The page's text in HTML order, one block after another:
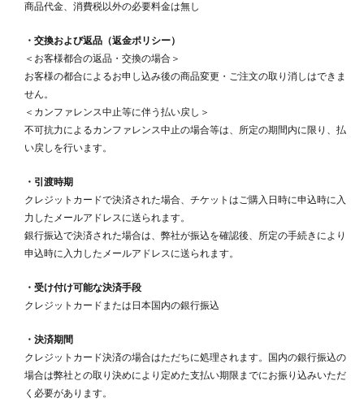
商品代金、消費税以外の必要料金は無し
・交換および返品（返金ポリシー）
＜お客様都合の返品・交換の場合＞
お客様の都合によるお申し込み後の商品変更・ご注文の取り消しはできま
せん。
＜カンファレンス中止等に伴う払い戻し＞
不可抗力によるカンファレンス中止の場合等は、所定の期間内に限り、払
い戻しを行います。
・引渡時期
クレジットカードで決済された場合、チケットはご購入日時に申込時に入
力したメールアドレスに送られます。
銀行振込で決済された場合は、弊社が振込を確認後、所定の手続きにより
申込時に入力したメールアドレスに送られます。
・受け付け可能な決済手段
クレジットカードまたは日本国内の銀行振込
・決済期間
クレジットカード決済の場合はただちに処理されます。国内の銀行振込の
場合は弊社との取り決めにより定めた支払い期限までにお振り込みいただ
く必要があります。